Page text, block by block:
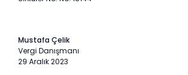
Mustafa Çelik
Vergi Danışmanı
29 Aralık 2023